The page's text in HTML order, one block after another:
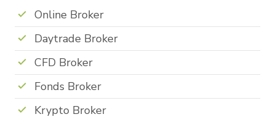
Online Broker
Daytrade Broker
CFD Broker
Fonds Broker
Krypto Broker